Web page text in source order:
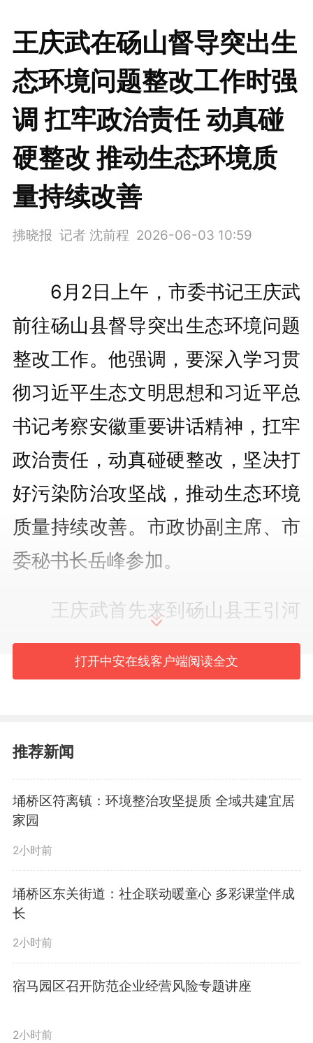
王庆武在砀山督导突出生
态环境问题整改工作时强
调 扛牢政治责任 动真碰
硬整改 推动生态环境质
量持续改善
拂晓报 记者 沈前程 2026-06-03 10:59
6月2日上午，市委书记王庆武
前往砀山县督导突出生态环境问题
整改工作。他强调，要深入学习贯
彻习近平生态文明思想和习近平总
书记考察安徽重要讲话精神，扛牢
政治责任，动真碰硬整改，坚决打
好污染防治攻坚战，推动生态环境
质量持续改善。市政协副主席、市
委秘书长岳峰参加。
王庆武首先来到砀山县王引河
固口闸，实地察看水体环境，详细
了解水质监测、污染源排查等情
里、根子在岸上。要坚持问题导
向，强化源头治理，系统开展河道
清淤、排污口溯源整治、岸线生态
修复等重点工作，确保断面水质稳
定达标。要强化协同联动，积极争
取政策资金支持，多措并举夯实水
环境治理基础。
在薛楼板材加工园浩良木业有
限公司，王庆武深入企业生产车
打开中安在线客户端阅读全文
推荐新闻
埇桥区符离镇：环境整治攻坚提质 全域共建宜居
家园
2小时前
埇桥区东关街道：社企联动暖童心 多彩课堂伴成
长
2小时前
宿马园区召开防范企业经营风险专题讲座
2小时前